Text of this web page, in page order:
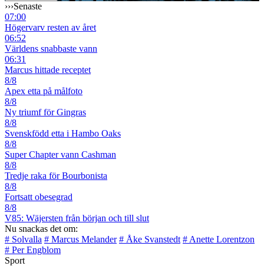
›››Senaste
07:00
Högervarv resten av året
06:52
Världens snabbaste vann
06:31
Marcus hittade receptet
8/8
Apex etta på målfoto
8/8
Ny triumf för Gingras
8/8
Svenskfödd etta i Hambo Oaks
8/8
Super Chapter vann Cashman
8/8
Tredje raka för Bourbonista
8/8
Fortsatt obesegrad
8/8
V85: Wäjersten från början och till slut
Nu snackas det om:
# Solvalla # Marcus Melander # Åke Svanstedt # Anette Lorentzon
# Per Engblom
Sport